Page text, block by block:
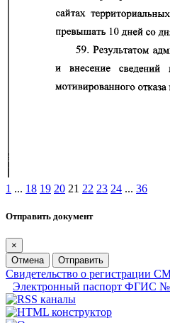
1 ... 18 19 20 21 22 23 24 ... 36
Отправить документ
×
Отмена
Отправить
Свидетельство о регистрации
Электронный паспорт ФГИС